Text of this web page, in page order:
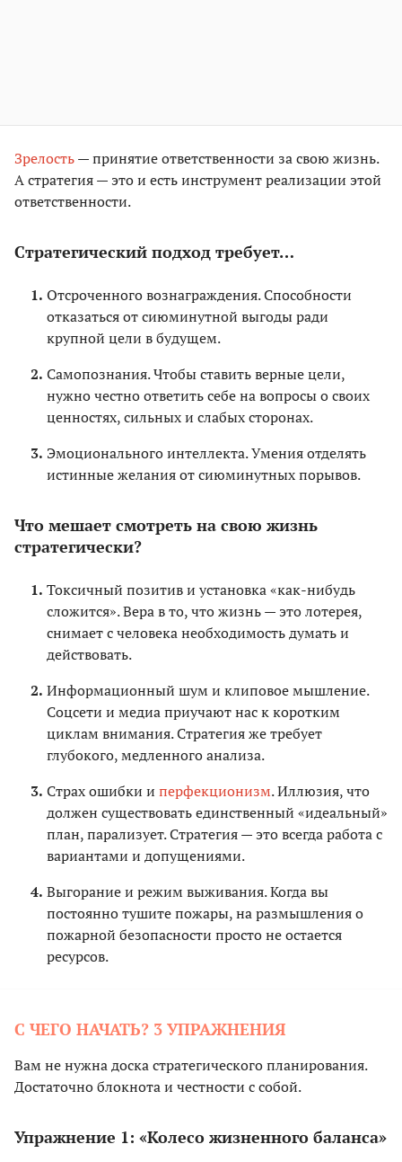
Зрелость— принятие ответственности за свою жизнь.
А стратегия — это и есть инструмент реализации этой
ответственности.
Стратегический подход требует…
Отсроченного вознаграждения. Способности
отказаться от сиюминутной выгоды ради
крупной цели в будущем.
Самопознания. Чтобы ставить верные цели,
нужно честно ответить себе на вопросы о своих
ценностях, сильных и слабых сторонах.
Эмоционального интеллекта. Умения отделять
истинные желания от сиюминутных порывов.
Что мешает смотреть на свою жизнь
стратегически?
Токсичный позитив и установка «как-нибудь
сложится». Вера в то, что жизнь — это лотерея,
снимает с человека необходимость думать и
действовать.
Информационный шум и клиповое мышление.
Соцсети и медиа приучают нас к коротким
циклам внимания. Стратегия же требует
глубокого, медленного анализа.
Страх ошибки и перфекционизм. Иллюзия, что
должен существовать единственный «идеальный»
план, парализует. Стратегия — это всегда работа с
вариантами и допущениями.
Выгорание и режим выживания. Когда вы
постоянно тушите пожары, на размышления о
пожарной безопасности просто не остается
ресурсов.
С ЧЕГО НАЧАТЬ? 3 УПРАЖНЕНИЯ
Вам не нужна доска стратегического планирования.
Достаточно блокнота и честности с собой.
Упражнение 1: «Колесо жизненного баланса»